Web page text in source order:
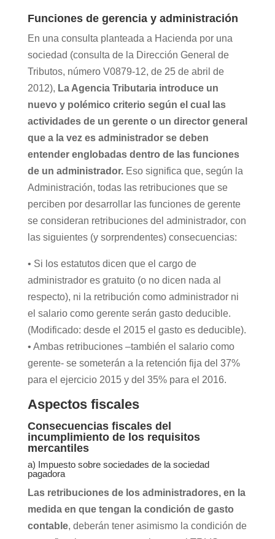
Funciones de gerencia y administración
En una consulta planteada a Hacienda por una
sociedad (consulta de la Dirección General de
Tributos, número V0879-12, de 25 de abril de
2012), La Agencia Tributaria introduce un
nuevo y polémico criterio según el cual las
actividades de un gerente o un director general
que a la vez es administrador se deben
entender englobadas dentro de las funciones
de un administrador.Eso significa que, según la
Administración, todas las retribuciones que se
perciben por desarrollar las funciones de gerente
se consideran retribuciones del administrador, con
las siguientes (y sorprendentes) consecuencias:
• Si los estatutos dicen que el cargo de
administrador es gratuito (o no dicen nada al
respecto), ni la retribución como administrador ni
el salario como gerente serán gasto deducible.
(Modificado: desde el 2015 el gasto es deducible).
• Ambas retribuciones –también el salario como
gerente- se someterán a la retención fija del 37%
para el ejercicio 2015 y del 35% para el 2016.
Aspectos fiscales
Consecuencias fiscales del
incumplimiento de los requisitos
mercantiles
a) Impuesto sobre sociedades de la sociedad
pagadora
Las retribuciones de los administradores, en la
medida en que tengan la condición de gasto
contable, deberán tener asimismo la condición de